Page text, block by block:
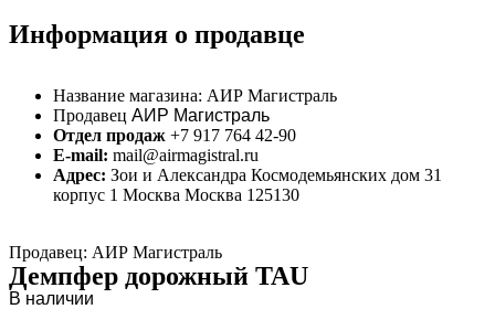
Информация о продавце
Название магазина: АИР Магистраль
Продавец АИР Магистраль
Отдел продаж +7 917 764 42-90
E-mail: mail@airmagistral.ru
Адрес: Зои и Александра Космодемьянских дом 31
корпус 1 Москва Москва 125130
Продавец: АИР Магистраль
Демпфер дорожный TAU
В наличии